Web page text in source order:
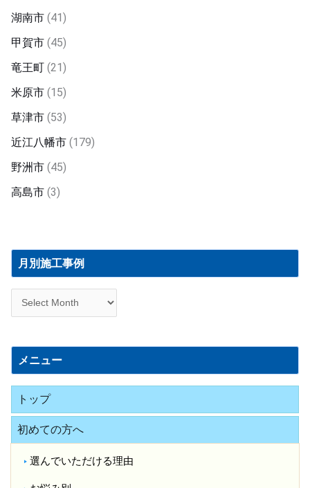
湖南市(41)
甲賀市(45)
竜王町(21)
米原市(15)
草津市(53)
近江八幡市(179)
野洲市(45)
高島市(3)
月別施工事例
施
事
メニュー
トップ
初めての方へ
選んでいただける理由